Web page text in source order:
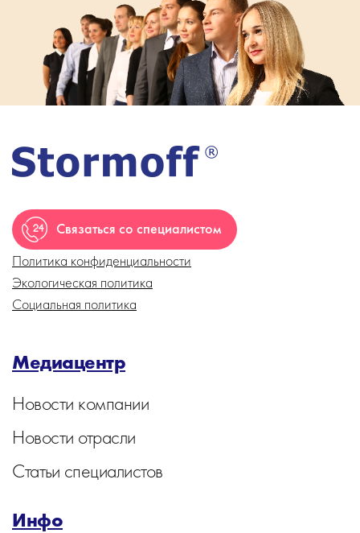
Связаться со специалистом
Политика конфиденциальности
Экологическая политика
Социальная политика
Медиацентр
Новости компании
Новости отрасли
Статьи специалистов
Инфо